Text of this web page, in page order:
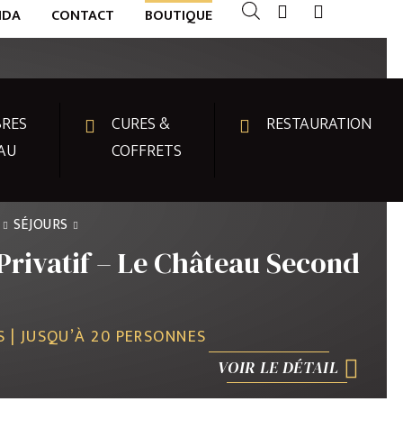
CONTACT BOUTIQUE
CURES &
COFFRETS
RESTAURATION
SÉJOURS
– Le Château Second
| JUSQU’À 20 PERSONNES
VOIR LE DÉTAIL